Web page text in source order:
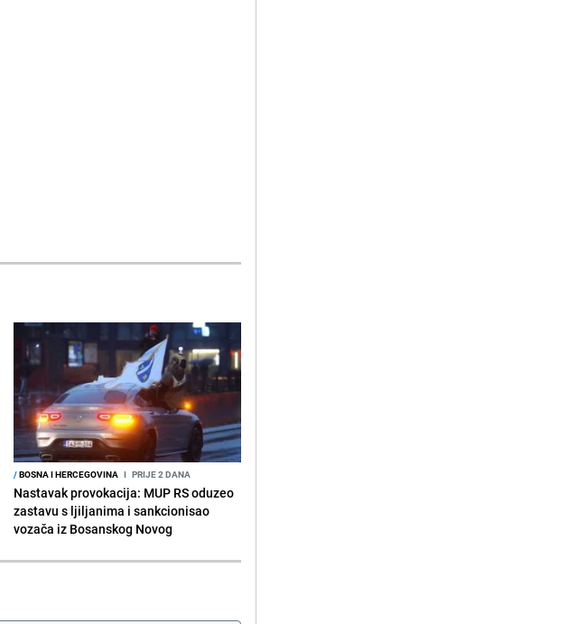
/BOSNA I HERCEGOVINA I PRIJE 2 DANA
Nastavak provokacija: MUP RS oduzeo
zastavu s ljiljanima i sankcionisao
vozača iz Bosanskog Novog